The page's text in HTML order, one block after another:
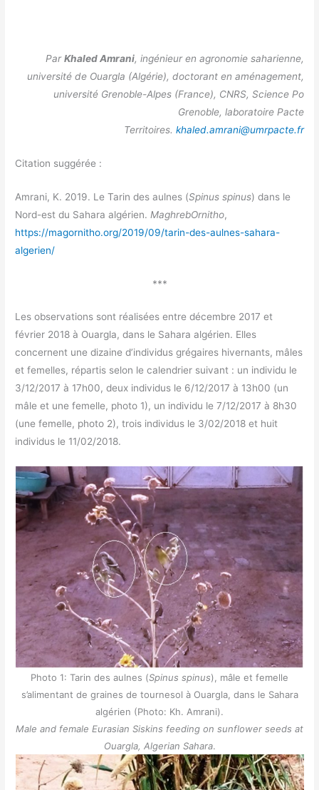
ParKhaled Amrani, ingénieur en agronomie saharienne,
université de Ouargla (Algérie), doctorant en aménagement,
université Grenoble-Alpes (France), CNRS, Science Po
Grenoble, laboratoire Pacte
Territoires. khaled.amrani@umrpacte.fr
Citation suggérée :
Amrani, K. 2019. Le Tarin des aulnes (Spinus spinus) dans le
Nord-est du Sahara algérien. MaghrebOrnitho,
https://magornitho.org/2019/09/tarin-des-aulnes-sahara-
algerien/
***
Les observations sont réalisées entre décembre 2017 et
février 2018 à Ouargla, dans le Sahara algérien. Elles
concernent une dizaine d’individus grégaires hivernants, mâles
et femelles, répartis selon le calendrier suivant : un individu le
3/12/2017 à 17h00, deux individus le 6/12/2017 à 13h00 (un
mâle et une femelle, photo 1), un individu le 7/12/2017 à 8h30
(une femelle, photo 2), trois individus le 3/02/2018 et huit
individus le 11/02/2018.
Photo 1: Tarin des aulnes (Spinus spinus), mâle et femelle
s’alimentant de graines de tournesol à Ouargla, dans le Sahara
algérien (Photo: Kh. Amrani).
Male and female Eurasian Siskins feeding on sunflower seeds at
Ouargla, Algerian Sahara.